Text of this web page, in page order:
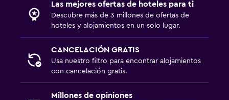
Las mejores ofertas de hoteles para ti
Descubre más de 3 millones de ofertas de
hoteles y alojamientos en un solo lugar.
CANCELACIÓN GRATIS
Usa nuestro filtro para encontrar alojamientos
con cancelación gratis.
Millones de opiniones